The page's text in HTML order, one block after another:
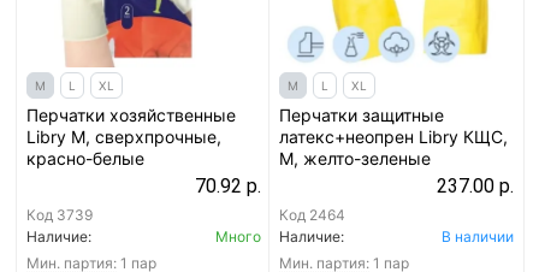
M L XL
Перчатки хозяйственные
Libry M, сверхпрочные,
красно-белые
70.92 р.
Код 3739
Наличие:
Много
Мин. партия: 1 пар
M L XL
Перчатки защитные
латекс+неопрен Libry КЩС,
M, желто-зеленые
237.00 р.
Код 2464
Наличие:
В наличии
Мин. партия: 1 пар